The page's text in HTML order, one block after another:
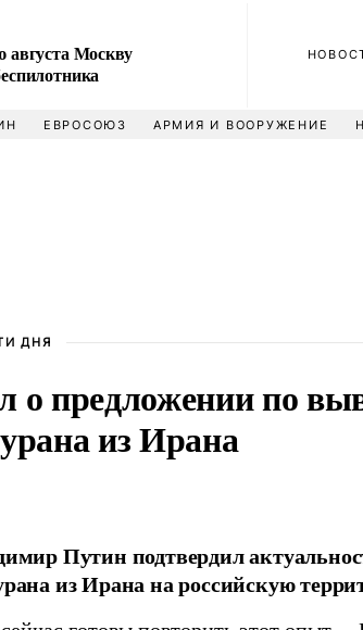
августа Москву
ЕВРОСОЮЗ АРМИЯ И ВООРУЖЕНИЕ
ДНЯ
о предложении по
из Ирана
Путин подтвердил
из Ирана на российскую